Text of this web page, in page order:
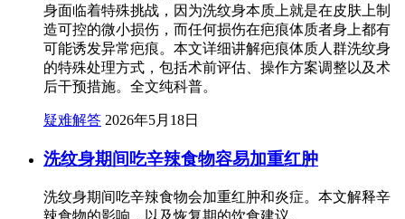
身面临着特殊挑战，因为洗纹身本质上就是在皮肤上制
造可控的微小损伤，而任何损伤在疤痕体质者身上都有
可能诱发异常疤痕。本文详细讲解疤痕体质人群洗纹身
的特殊处理方式，包括术前评估、操作方案调整以及术
后干预措施。全文纯科普。
疑难解答 2026年5月18日
洗纹身期间吃辛辣食物容易加重红肿
洗纹身期间吃辛辣食物会加重红肿和炎症。本文解释辛
辣食物的影响，以及恢复期的饮食建议。